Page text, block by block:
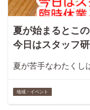
夏が始まるとこ
今日はスタッフ
夏が苦手なわたく
地域・イベント